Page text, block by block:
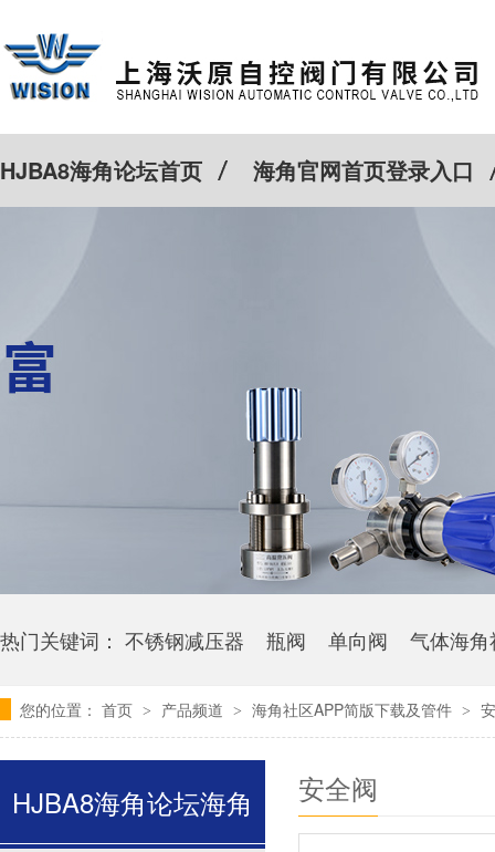
HJBA8海角论坛首页 海角官网首页登录入口
热门关键词： 不锈钢减压器 瓶阀 单向阀 气体海
您的位置： 首页 > 产品频道 > 海角社区APP简版下载及管件 >
安全阀
HJBA8海角论坛海角